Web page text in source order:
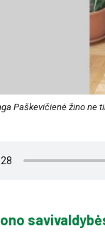
Paškevičienė žino ne